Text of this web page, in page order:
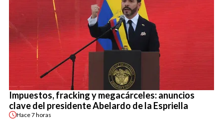
Impuestos, fracking y megacárceles: anuncios
clave del presidente Abelardo de la Espriella
Hace7 horas